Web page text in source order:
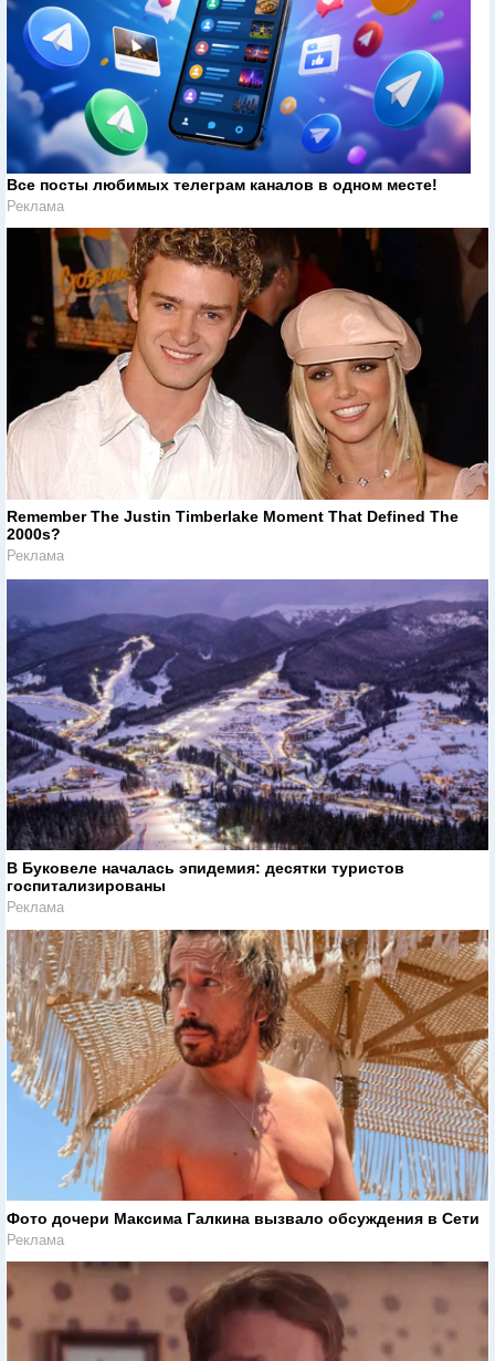
Все посты любимых телеграм каналов в одном месте!
Реклама
Remember The Justin Timberlake Moment That Defined The
2000s?
Реклама
В Буковеле началась эпидемия: десятки туристов
госпитализированы
Реклама
Фото дочери Максима Галкина вызвало обсуждения в Сети
Реклама